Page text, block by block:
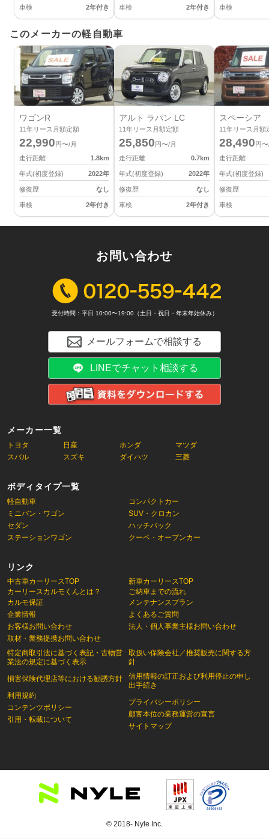
車検 2年付き 車検 2年付き 車検
このメーカーの軽自動車
ワゴンR
11年リース月額定額
22,990円〜/月
走行距離
1.8km
年式(初度登録) 2022年
修復歴 なし
車検 2年付き
アルト ラパン LC
11年リース月額定額
25,850円〜/月
走行距離
0.7km
年式(初度登録) 2022年
修復歴 なし
車検 2年付き
スペーシア
11年リース月額
28,490円
走行距離
年式(初度登録)
修復歴
車検
メーカー一覧
トヨタ 日産 ホンダ
マツダ
スバル
スズキ ダイハツ 三菱
ボディタイプ一覧
軽自動車
コンパクトカー
ミニバン・ワゴン
SUV・クロカン
セダン
ハッチバック
ステーションワゴン
クーペ・オープンカー
リンク
中古車カーリースTOP
カーリースカルモくんとは？
新車カーリースTOP
ご納車までの流れ
カルモ保証
企業情報
お客様お問い合わせ
取材・業務提携お問い合わせ
特定商取引法に基づく表記・古物営
業法の規定に基づく表示
損害保険代理店等における勧誘方針
利用規約
コンテンツポリシー
引用・転載について
メンテナンスプラン
よくあるご質問
法人・個人事業主様お問い合わせ
取扱い保険会社／推奨販売に関する方
針
信用情報の訂正および利用停止の申し
出手続き
プライバシーポリシー
顧客本位の業務運営の宣言
サイトマップ
お問い合わせ
受付時間：平日 10:00〜19:00（土日・祝日・年末年始休み）
メールフォームで相談する
LINEでチャット相談する
© 2018- Nyle Inc.